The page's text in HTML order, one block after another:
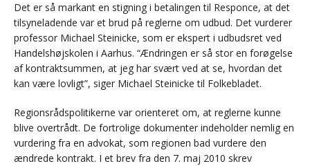
Det er så markant en stigning i betalingen til Responce, at det
tilsyneladende var et brud på reglerne om udbud. Det vurderer
professor Michael Steinicke, som er ekspert i udbudsret ved
Handelshøjskolen i Aarhus. “Ændringen er så stor en forøgelse
af kontraktsummen, at jeg har svært ved at se, hvordan det
kan være lovligt”, siger Michael Steinicke til Folkebladet.
Regionsrådspolitikerne var orienteret om, at reglerne kunne
blive overtrådt. De fortrolige dokumenter indeholder nemlig en
vurdering fra en advokat, som regionen bad vurdere den
ændrede kontrakt. I et brev fra den 7. maj 2010 skrev